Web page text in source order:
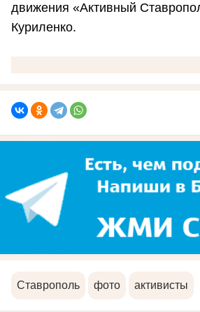
движения «Активный
Куриленко.
Ставрополь фото активисты